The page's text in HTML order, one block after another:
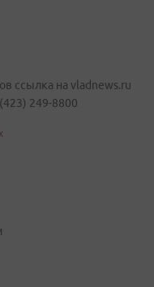
ссылка на vladnews.ru
249-8800